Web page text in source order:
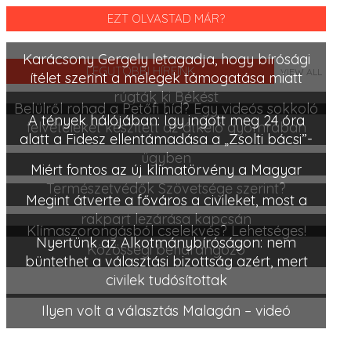
EZT OLVASTAD MÁR?
LEGUTÓBBI HÍREINK VIEW ALL
Karácsony Gergely letagadja, hogy bírósági
ítélet szerint a melegek támogatása miatt
rúgták ki Békést
Belülről rohad a Petőfi híd? Egy videós sokkoló
felvételeket készített az átkelő gyomrában
A tények hálójában: Így ingott meg 24 óra
alatt a Fidesz ellentámadása a „Zsolti bácsi”-
ügyben
Miért fontos az új klímatörvény a Magyar
Természetvédők Szövetsége szerint?
Megint átverte a főváros a civileket, most a
rakpart lezárása kapcsán
Klímaszorongásból cselekvés? Lehetséges!
Közösségi beharangozó
Nyertünk az Alkotmánybíróságon: nem
büntethet a választási bizottság azért, mert
civilek tudósítottak
Ilyen volt a választás Malagán – videó